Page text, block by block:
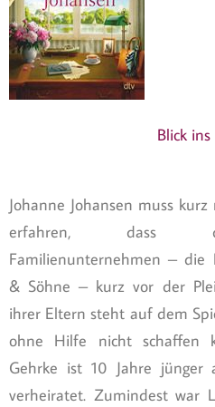
Blick ins
Johanne Johansen muss
erfahren, dass
Familienunternehmen – die
& Söhne – kurz vor der
ihrer Eltern steht auf dem
ohne Hilfe nicht schaffen
Gehrke ist 10 Jahre jünger
verheiratet. Zumindest war